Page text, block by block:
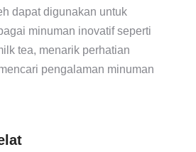
dapat digunakan untuk
minuman inovatif seperti
tea, menarik perhatian
pengalaman minuman